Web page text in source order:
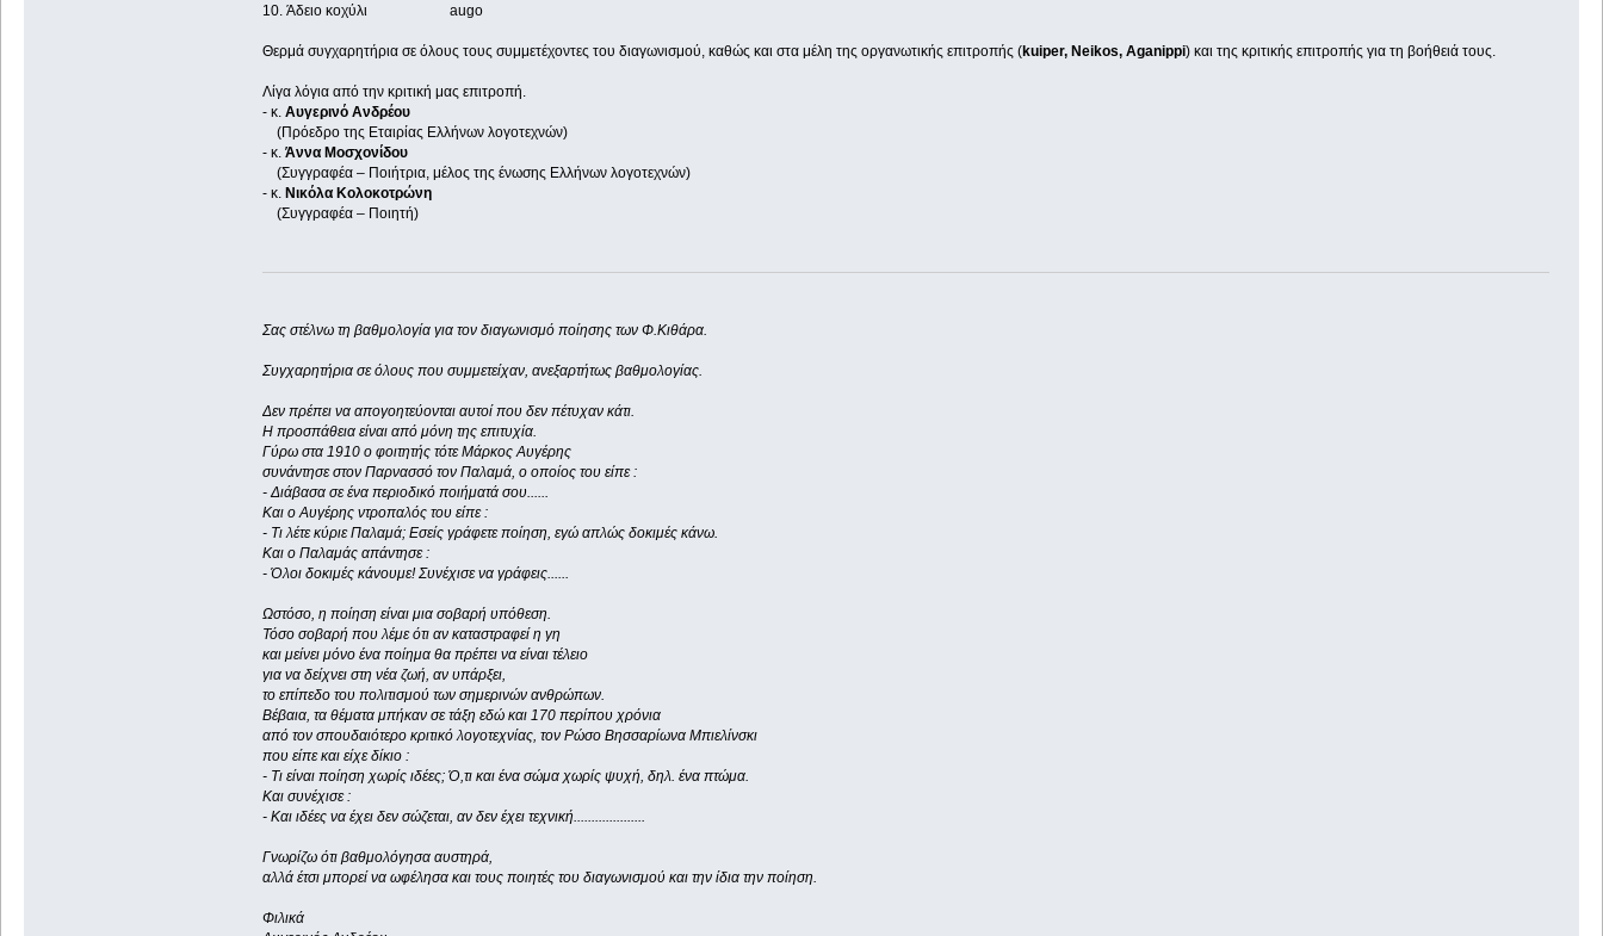
10. Άδειο κοχύλι augo
Θερμά συγχαρητήρια σε όλους τους συμμετέχοντες του διαγωνισμού, καθώς και στα μέλη της οργανωτικής επιτροπής (kuiper, Neikos, Aganippi) και της κριτικής επιτροπής για τη βοήθειά τους.
Λίγα λόγια από την κριτική μας επιτροπή.
- κ. Αυγερινό Ανδρέου
(Πρόεδρο της Εταιρίας Ελλήνων λογοτεχνών)
- κ. Άννα Μοσχονίδου
(Συγγραφέα – Ποιήτρια, μέλος της ένωσης Ελλήνων λογοτεχνών)
- κ. Νικόλα Κολοκοτρώνη
(Συγγραφέα – Ποιητή)
Σας στέλνω τη βαθμολογία για τον διαγωνισμό ποίησης των Φ.Κιθάρα.
Συγχαρητήρια σε όλους που συμμετείχαν, ανεξαρτήτως βαθμολογίας.
Δεν πρέπει να απογοητεύονται αυτοί που δεν πέτυχαν κάτι.
Η προσπάθεια είναι από μόνη της επιτυχία.
Γύρω στα 1910 ο φοιτητής τότε Μάρκος Αυγέρης
συνάντησε στον Παρνασσό τον Παλαμά, ο οποίος του είπε :
- Διάβασα σε ένα περιοδικό ποιήματά σου......
Και ο Αυγέρης ντροπαλός του είπε :
- Τι λέτε κύριε Παλαμά; Εσείς γράφετε ποίηση, εγώ απλώς δοκιμές κάνω.
Και ο Παλαμάς απάντησε :
- Όλοι δοκιμές κάνουμε! Συνέχισε να γράφεις......
Ωστόσο, η ποίηση είναι μια σοβαρή υπόθεση.
Τόσο σοβαρή που λέμε ότι αν καταστραφεί η γη
και μείνει μόνο ένα ποίημα θα πρέπει να είναι τέλειο
για να δείχνει στη νέα ζωή, αν υπάρξει,
το επίπεδο του πολιτισμού των σημερινών ανθρώπων.
Βέβαια, τα θέματα μπήκαν σε τάξη εδώ και 170 περίπου χρόνια
από τον σπουδαιότερο κριτικό λογοτεχνίας, τον Ρώσο Βησσαρίωνα Μπιελίνσκι
που είπε και είχε δίκιο :
- Τι είναι ποίηση χωρίς ιδέες; Ό,τι και ένα σώμα χωρίς ψυχή, δηλ. ένα πτώμα.
Και συνέχισε :
- Και ιδέες να έχει δεν σώζεται, αν δεν έχει τεχνική....................
Γνωρίζω ότι βαθμολόγησα αυστηρά,
αλλά έτσι μπορεί να ωφέλησα και τους ποιητές του διαγωνισμού και την ίδια την ποίηση.
Φιλικά